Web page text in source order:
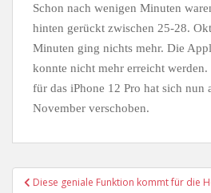
Schon nach wenigen Minuten
hinten gerückt zwischen 25-28.
Minuten ging nichts mehr. Die
konnte nicht mehr erreicht
für das iPhone 12 Pro hat sich nun
November verschoben.
Beitragsnavigation
Diese geniale Funktion kommt für die